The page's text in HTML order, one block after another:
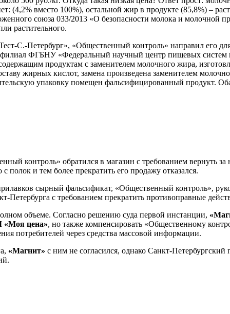
(4,2% вместо 100%), остальной жир в продукте (85,8%) –
союза 033/2013 «О безопасности молока и молочной
растительного.
С.-Петербург», «Общественный контроль» направил его
филиал ФГБНУ «Федеральный научный центр пищевых
продуктам с заменителем молочного жира,
жирных кислот, замена произведена заменителем
упаковку помещен фальсифицированный продукт.
контроль» обратился в магазин с требованием вернуть за
с полок и тем более прекратить его продажу отказался.
сырный фальсификат, «Общественный контроль»,
Петербурга с требованием прекратить противоправные
объеме. Согласно решению суда первой инстанции,
цена», но также компенсировать «Общественному
потребителей через средства массовой информации.
«Магнит» с ним не согласился, однако Санкт-Петербургский